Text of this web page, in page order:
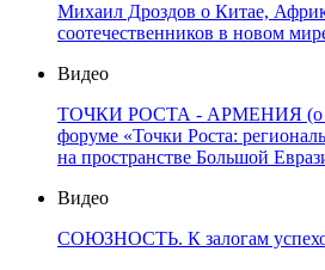
Михаил Дроздов о Китае,
соотечественников в новом
Видео
ТОЧКИ РОСТА - АРМЕНИЯ (о
форуме «Точки Роста:
на пространстве Большой
Видео
СОЮЗНОСТЬ. К залогам